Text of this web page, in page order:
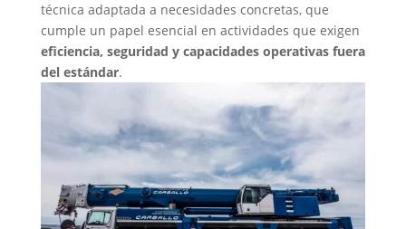
técnica adaptada a necesidades concretas, que
cumple un papel esencial en actividades que exigen
eficiencia, seguridad y capacidades operativas fuera
del estándar.